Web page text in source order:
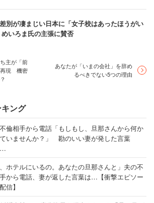
別が凄まじい日本に「女子校はあったほうがい
いろま氏の主張に賛否
主が「前
再現 機密
あなたが「いまの会社」を辞め
るべきでない5つの理由
ング
倫相手から電話「もしもし、旦那さんから何か
いませんか？」 勘のいい妻が発した言葉
、ホテルにいるの。あなたの旦那さんと」夫の不
から電話、妻が返した言葉は…【衝撃エピソー
信】